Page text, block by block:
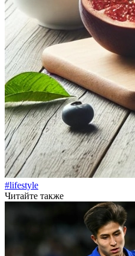
#lifestyle
Читайте также